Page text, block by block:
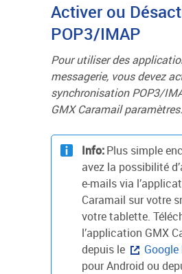
Activer ou
POP3/IMAP
Pour utiliser des
messagerie, vous devez
synchronisation POP3/
GMX Caramail paramètres.
Info:Plus simple
avez la possibilité
e-mails via
Caramail sur votre
votre tablette.
l’application GMX
depuis le
pour Android ou